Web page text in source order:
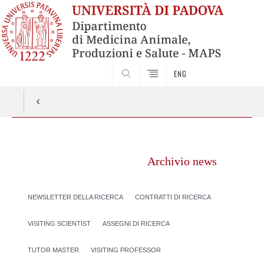
ENG
Archivio news
NEWSLETTER DELLA RICERCA CONTRATTI DI RICERCA
VISITING SCIENTIST ASSEGNI DI RICERCA
TUTOR MASTER VISITING PROFESSOR